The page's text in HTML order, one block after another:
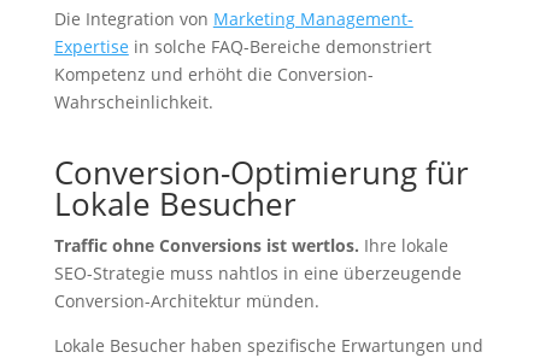
Die Integration von Marketing Management-
Expertise in solche FAQ-Bereiche demonstriert
Kompetenz und erhöht die Conversion-
Wahrscheinlichkeit.
Conversion-Optimierung für
Lokale Besucher
Traffic ohne Conversions ist wertlos. Ihre lokale
SEO-Strategie muss nahtlos in eine überzeugende
Conversion-Architektur münden.
Lokale Besucher haben spezifische Erwartungen und